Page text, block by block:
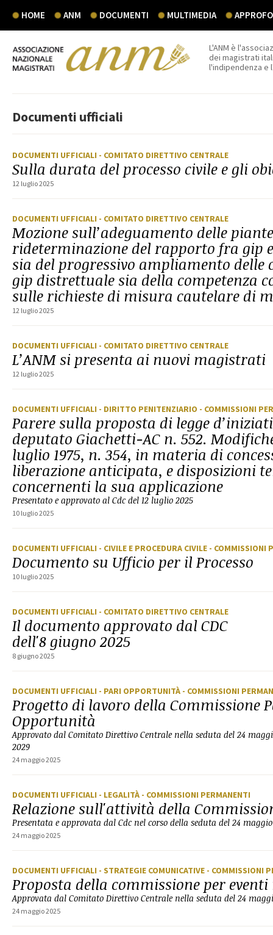
HOME ANM DOCUMENTI MULTIMEDIA
L'ANM è
dei magistrati
l'indipendenza e
Documenti ufficiali
DOCUMENTI UFFICIALI - COMITATO DIRETTIVO CENTRALE
Sulla durata del processo civile e gli
12 luglio 2025
DOCUMENTI UFFICIALI - COMITATO DIRETTIVO CENTRALE
Mozione sull’adeguamento delle
rideterminazione del rapporto fra gip
sia del progressivo ampliamento delle
gip distrettuale sia della competenza
sulle richieste di misura cautelare di
12 luglio 2025
DOCUMENTI UFFICIALI - COMITATO DIRETTIVO CENTRALE
L’ANM si presenta ai nuovi magistrati
12 luglio 2025
DOCUMENTI UFFICIALI - DIRITTO PENITENZIARIO - COMMISSIONI
Parere sulla proposta di legge
deputato Giachetti-AC n. 552.
luglio 1975, n. 354, in materia di
liberazione anticipata, e disposizioni
concernenti la sua applicazione
Presentato e approvato al Cdc del 12 luglio 2025
10 luglio 2025
DOCUMENTI UFFICIALI - CIVILE E PROCEDURA CIVILE - COMMISSIONI
Documento su Ufficio per il Processo
10 luglio 2025
DOCUMENTI UFFICIALI - COMITATO DIRETTIVO CENTRALE
Il documento approvato dal CDC
dell'8 giugno 2025
8 giugno 2025
DOCUMENTI UFFICIALI - PARI OPPORTUNITÀ - COMMISSIONI
Progetto di lavoro della Commissione
Opportunità
Approvato dal Comitato Direttivo Centrale nella seduta del 24
2029
24 maggio 2025
DOCUMENTI UFFICIALI - LEGALITÀ - COMMISSIONI PERMANENTI
Relazione sull'attività della
Presentata e approvata dal Cdc nel corso della seduta del 24
24 maggio 2025
DOCUMENTI UFFICIALI - STRATEGIE COMUNICATIVE - COMMISSIONI
Proposta della commissione per
Approvata dal Comitato Direttivo Centrale nella seduta del 24
24 maggio 2025